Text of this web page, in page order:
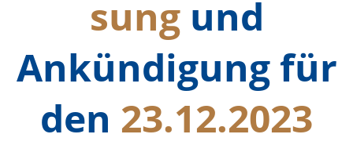
sungund
Ankündigung für
den 23.12.2023